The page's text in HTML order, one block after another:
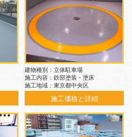
建物種別：立体駐車場
施工内容：鉄部塗装・塗床
施工地域：東京都中央区
施工価格と詳細